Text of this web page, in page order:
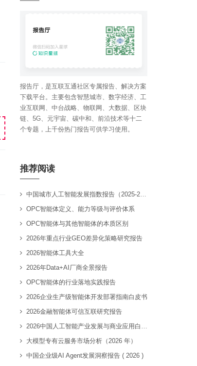
报告厅，是互联互通社区专属报告、解决方案
下载平台。主要包含智慧城市、数字经济、工
业互联网、中台战略、物联网、大数据、区块
链、5G、元宇宙、碳中和、前沿技术等十二
个专题，上千份热门报告可供学习使用。
推荐阅读
中国城市人工智能发展指数报告（2025-2026）
OPC智能体定义、能力等级与评价体系
OPC智能体与其他智能体的本质区别
2026年重点行业GEO差异化策略研究报告
2026智能体工具大全
2026年Data+AI厂商全景报告
OPC智能体的行业落地实践报告
2026企业生产级智能体开发部署指南白皮书
2026金融智能体可信互联研究报告
2026中国人工智能产业发展与商业应用白皮书
大模型专有云服务市场分析（2026 年）
中国企业级AI Agent发展洞察报告 ( 2026 )